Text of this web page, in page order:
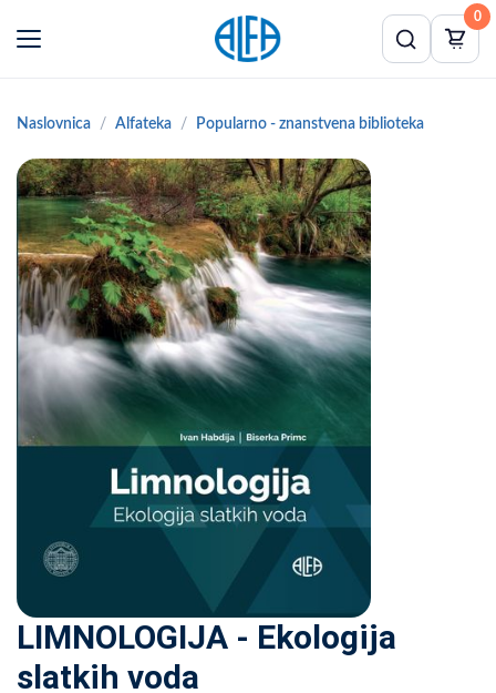
0
Naslovnica Alfateka Popularno - znanstvena biblioteka
LIMNOLOGIJA - Ekologija
slatkih voda